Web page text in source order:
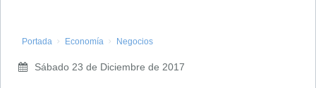
Portada Economía Negocios
Sábado 23 de Diciembre de 2017